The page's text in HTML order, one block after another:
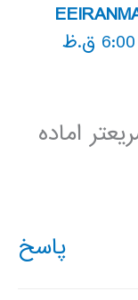
اماده
پاسخ